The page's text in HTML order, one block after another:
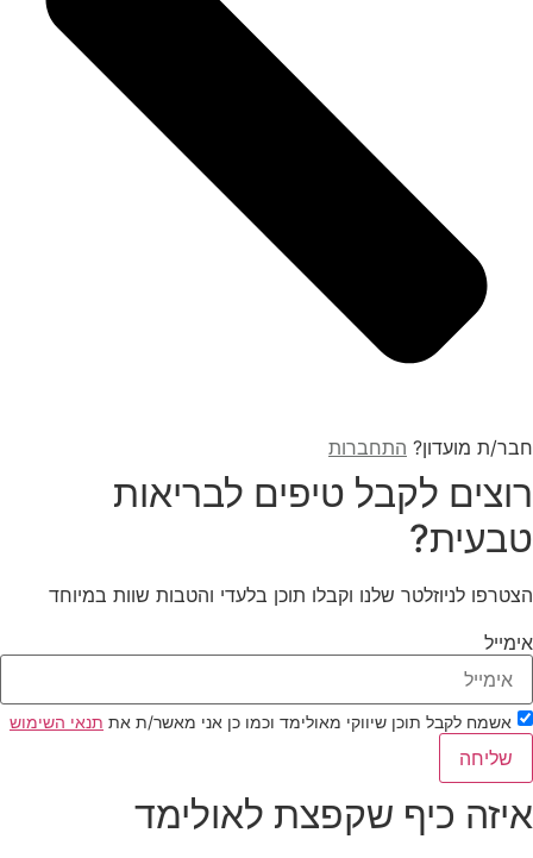
חבר/ת מועדון? התחברות
רוצים לקבל טיפים לבריאות
טבעית?
הצטרפו לניוזלטר שלנו וקבלו תוכן בלעדי והטבות שוות במיוחד
אימייל
אשמח לקבל תוכן שיווקי מאולימד וכמו כן אני מאשר/ת את תנאי השימוש
שליחה
איזה כיף שקפצת לאולימד